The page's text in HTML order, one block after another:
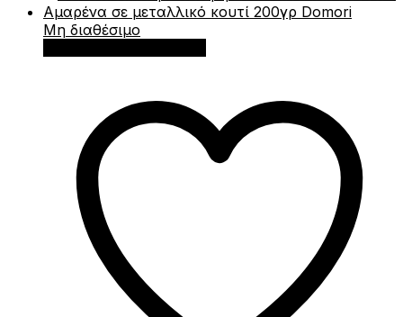
Μη διαθέσιμο